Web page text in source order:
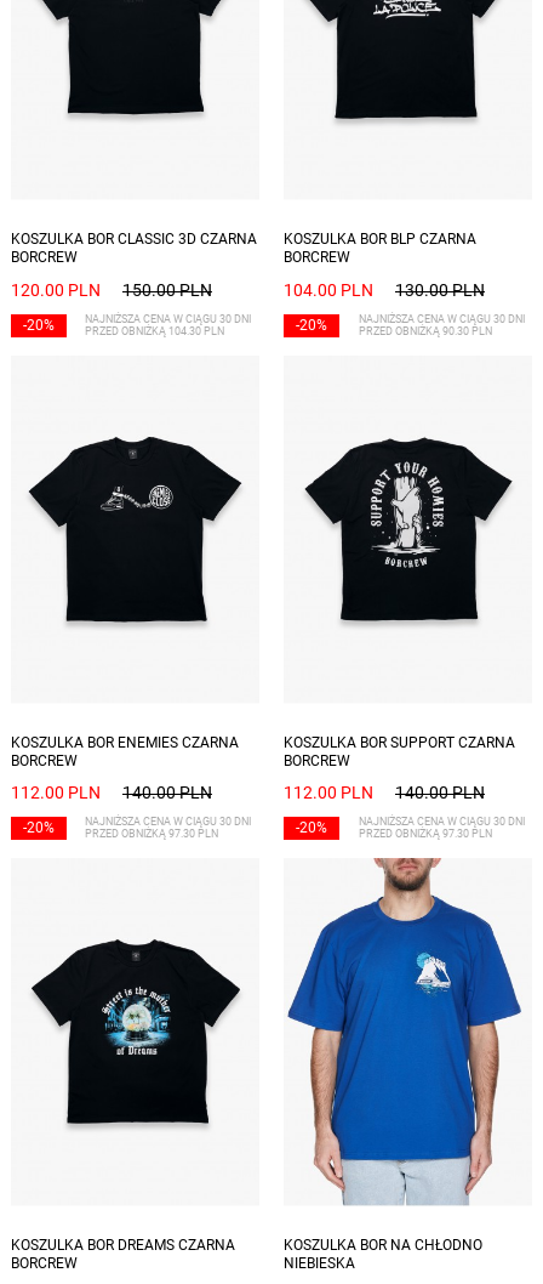
KOSZULKA BOR CLASSIC 3D CZARNA
BORCREW
120.00 PLN 150.00 PLN
-20%
NAJNIŻSZA CENA W CIĄGU 30 DNI
PRZED OBNIŻKĄ 104.30 PLN
KOSZULKA BOR BLP CZARNA
BORCREW
104.00 PLN 130.00 PLN
-20%
NAJNIŻSZA CENA W CIĄGU 30 DNI
PRZED OBNIŻKĄ 90.30 PLN
KOSZULKA BOR ENEMIES CZARNA
BORCREW
112.00 PLN 140.00 PLN
-20%
NAJNIŻSZA CENA W CIĄGU 30 DNI
PRZED OBNIŻKĄ 97.30 PLN
KOSZULKA BOR SUPPORT CZARNA
BORCREW
112.00 PLN 140.00 PLN
-20%
NAJNIŻSZA CENA W CIĄGU 30 DNI
PRZED OBNIŻKĄ 97.30 PLN
KOSZULKA BOR DREAMS CZARNA
BORCREW
KOSZULKA BOR NA CHŁODNO
NIEBIESKA